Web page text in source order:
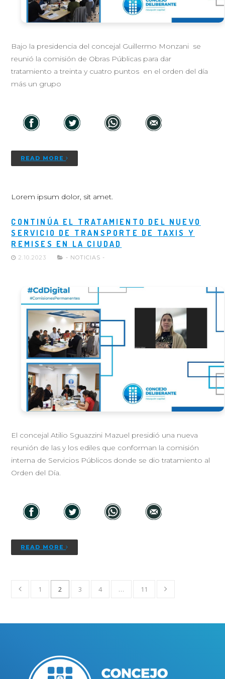
Bajo la presidencia del concejal Guillermo Monzani se
reunió la comisión de Obras Públicas para dar
tratamiento a treinta y cuatro puntos en el orden del día
más un grupo
READ MORE
Lorem ipsum dolor, sit amet.
CONTINÚA EL TRATAMIENTO DEL NUEVO
SERVICIO DE TRANSPORTE DE TAXIS Y
REMISES EN LA CIUDAD
2.10.2023 - NOTICIAS -
El concejal Atilio Sguazzini Mazuel presidió una nueva
reunión de las y los ediles que conforman la comisión
interna de Servicios Públicos donde se dio tratamiento al
Orden del Día.
READ MORE
1 2 3 4 … 11